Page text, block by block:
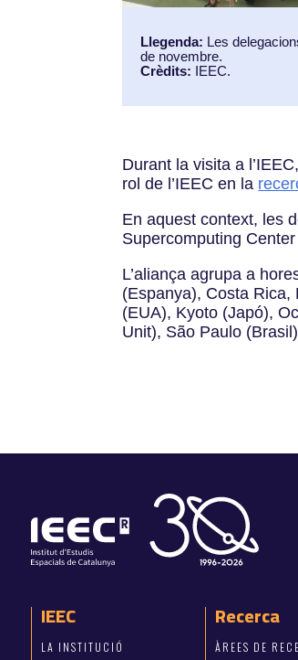
Llegenda: Les
de novembre.
Crèdits: IEEC.
Durant la visita a
rol de l’IEEC en la
En aquest context, les
Supercomputing
L’aliança agrupa a
(Espanya), Costa
(EUA), Kyoto (Japó),
Unit), São Paulo
IEEC
LA INSTITUCIÓ
Recerca
ÀREES DE